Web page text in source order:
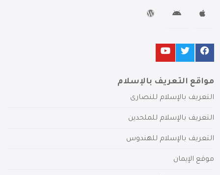
مواقع التعريف بالإسلام
التعريف بالإسلام للنصارى
التعريف بالإسلام للملحدين
التعريف بالإسلام للهندوس
موقع الإيمان